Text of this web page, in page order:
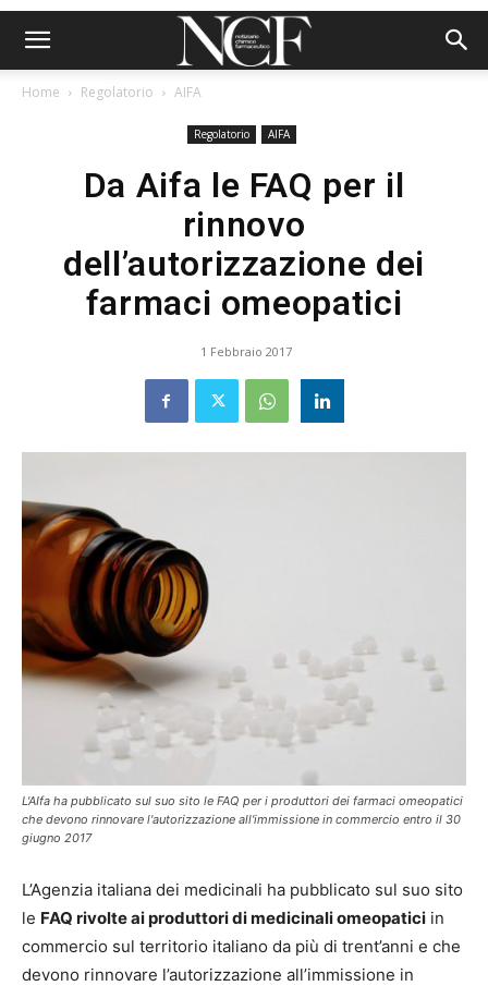
Home Regolatorio AIFA
Regolatorio AIFA
Da Aifa le FAQ per il
rinnovo
dell’autorizzazione dei
farmaci omeopatici
1 Febbraio 2017
L'AIfa ha pubblicato sul suo sito le FAQ per i produttori dei farmaci omeopatici
che devono rinnovare l'autorizzazione all'immissione in commercio entro il 30
giugno 2017
L’Agenzia italiana dei medicinali ha pubblicato sul suo sito
le FAQ rivolte ai produttori di medicinali omeopatici in
commercio sul territorio italiano da più di trent’anni e che
devono rinnovare l’autorizzazione all’immissione in